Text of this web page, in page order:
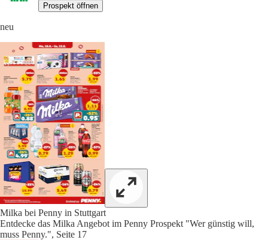
Prospekt öffnen
neu
Milka bei Penny in Stuttgart
Entdecke das Milka Angebot im Penny Prospekt "Wer günstig will,
muss Penny.", Seite 17